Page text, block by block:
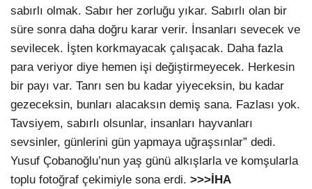
sabırlı olmak. Sabır her zorluğu yıkar. Sabırlı olan bir
süre sonra daha doğru karar verir. İnsanları sevecek ve
sevilecek. İşten korkmayacak çalışacak. Daha fazla
para veriyor diye hemen işi değiştirmeyecek. Herkesin
bir payı var. Tanrı sen bu kadar yiyeceksin, bu kadar
gezeceksin, bunları alacaksın demiş sana. Fazlası yok.
Tavsiyem, sabırlı olsunlar, insanları hayvanları
sevsinler, günlerini gün yapmaya uğraşsınlar” dedi.
Yusuf Çobanoğlu’nun yaş günü alkışlarla ve komşularla
toplu fotoğraf çekimiyle sona erdi. >>>İHA